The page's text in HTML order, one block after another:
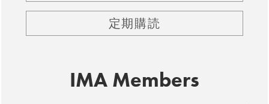
定期購読
IMA Members